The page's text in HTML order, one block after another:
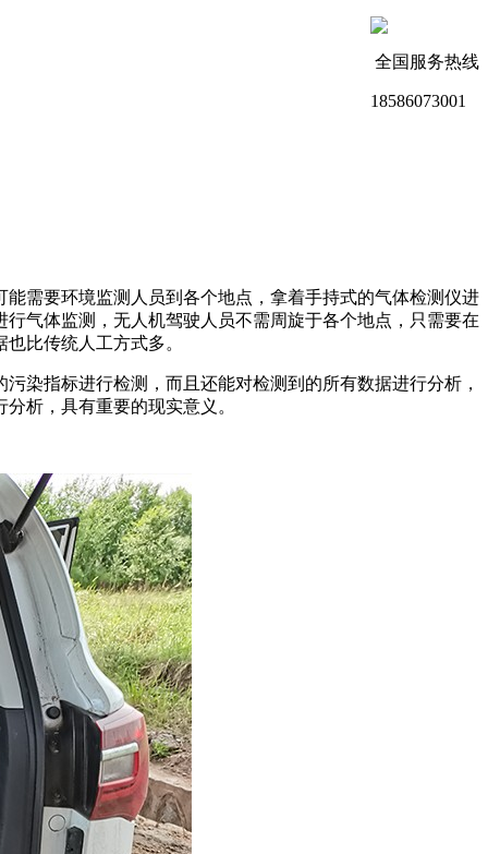
全国服务热线
18586073001
需要环境监测人员到各个地点，拿着手持式的气体检测仪进
气体监测，无人机驾驶人员不需周旋于各个地点，只需要在
比传统人工方式多。
染指标进行检测，而且还能对检测到的所有数据进行分析，
析，具有重要的现实意义。